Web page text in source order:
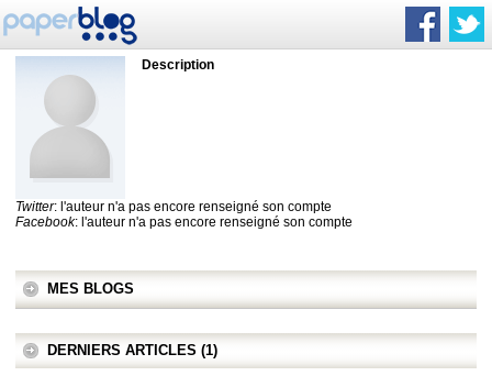
Description
Twitter: l'auteur n'a pas encore renseigné son compte
Facebook: l'auteur n'a pas encore renseigné son compte
MES BLOGS
DERNIERS ARTICLES (1)